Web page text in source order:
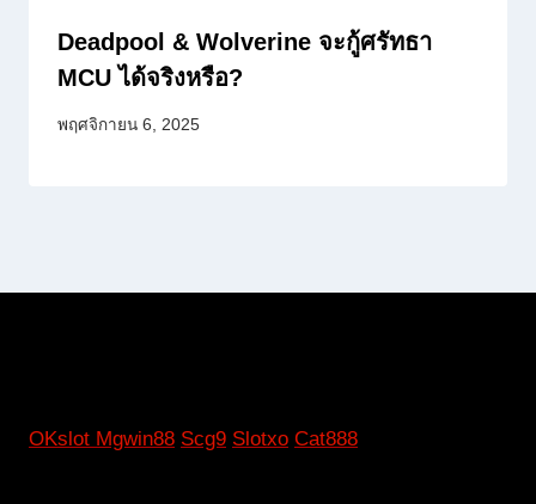
Deadpool & Wolverine จะกู้ศรัทธา
MCU ได้จริงหรือ?
พฤศจิกายน 6, 2025
OKslot Mgwin88 Scg9 Slotxo Cat888